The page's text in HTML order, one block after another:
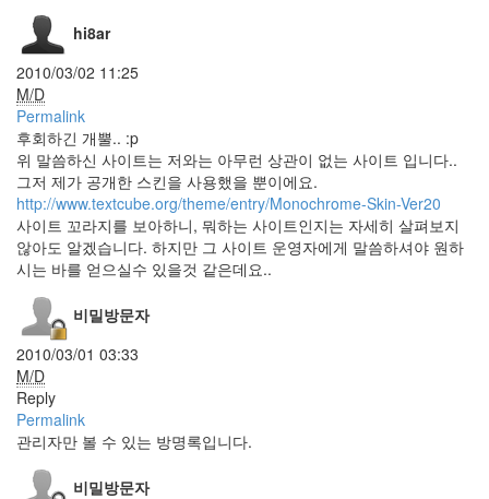
hi8ar
2010/03/02 11:25
M/D
Permalink
후회하긴 개뿔.. :p
위 말씀하신 사이트는 저와는 아무런 상관이 없는 사이트 입니다..
그저 제가 공개한 스킨을 사용했을 뿐이에요.
http://www.textcube.org/theme/entry/Monochrome-Skin-Ver20
사이트 꼬라지를 보아하니, 뭐하는 사이트인지는 자세히 살펴보지
않아도 알겠습니다. 하지만 그 사이트 운영자에게 말씀하셔야 원하
시는 바를 얻으실수 있을것 같은데요..
비밀방문자
2010/03/01 03:33
M/D
Reply
Permalink
관리자만 볼 수 있는 방명록입니다.
비밀방문자
보
그
래
도
멋
지
다!
하
에
바
성
인
WinFX
실
영